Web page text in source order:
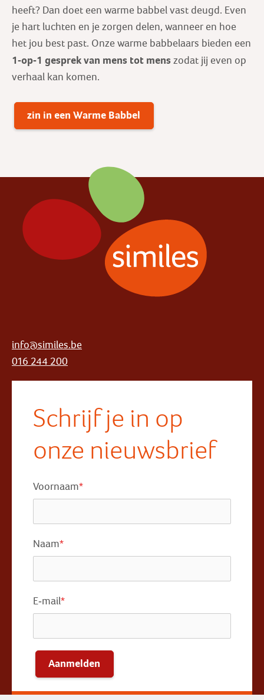
heeft? Dan doet een warme babbel vast deugd. Even
je hart luchten en je zorgen delen, wanneer en hoe
het jou best past. Onze warme babbelaars bieden een
1-op-1 gesprek van mens tot mens zodat jij even op
verhaal kan komen.
zin in een Warme Babbel
info@similes.be
016 244 200
Schrijf je in op
onze nieuwsbrief
Voornaam*
Naam*
E-mail*
Aanmelden